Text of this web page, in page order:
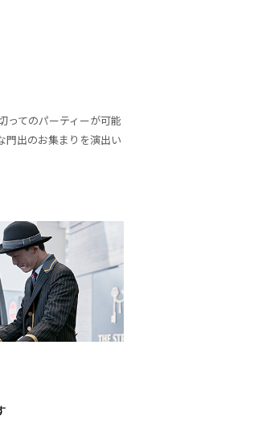
ってのパーティーが可能
門出のお集まりを演出い